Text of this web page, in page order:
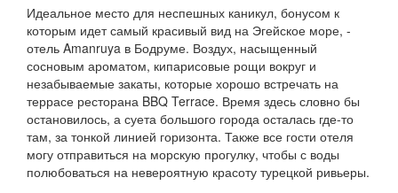
Идеальное место для неспешных каникул, бонусом к
которым идет самый красивый вид на Эгейское море, -
отель Amanruya в Бодруме. Воздух, насыщенный
сосновым ароматом, кипарисовые рощи вокруг и
незабываемые закаты, которые хорошо встречать на
террасе ресторана BBQ Terrace. Время здесь словно бы
остановилось, а суета большого города осталась где-то
там, за тонкой линией горизонта. Также все гости отеля
могу отправиться на морскую прогулку, чтобы с воды
полюбоваться на невероятную красоту турецкой ривьеры.